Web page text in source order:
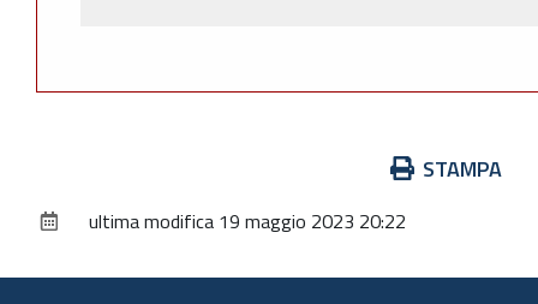
documento
STAMPA
ultima modifica 19 maggio 2023 20:22